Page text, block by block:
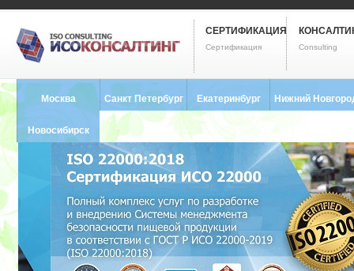
СЕРТИФИКАЦИЯ
Сертификация Consulting
Москва Санкт Петербург
8 (812) 748-2493
Екатеринбург
8 (343) 237-2593
Нижний
Новосибирск
8 (383) 227-8449